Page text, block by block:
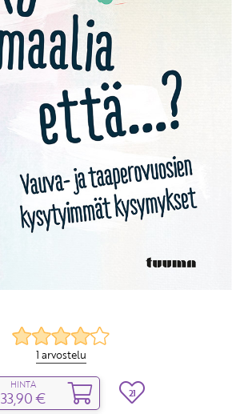
1 arvostelu
HINTA
33,90 € 21